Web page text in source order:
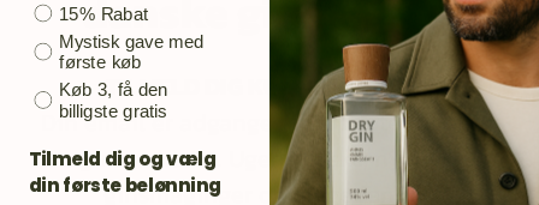
TILMELD DIG KUNDEKLUBBEN
Din email er adgangen til opdateringer på
ginmarkedet. Ugens flaske, nye gin,
ginsmaginger og meget andet.
Bonusgave
15% Rabat
Mystisk gave med
første køb
Køb 3, få den
billigste gratis
Tilmeld dig og vælg
din første belønning